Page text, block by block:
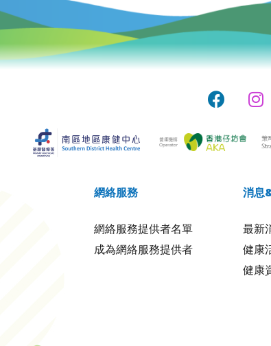
網絡服務
網絡服務提供者名單
成為網絡服務提供者
消息
最新
健康
健康